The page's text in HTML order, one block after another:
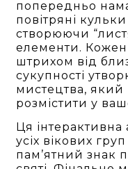
попередньо
повітряні
створюючи
елементи. Кожен
штрихом від
сукупності
мистецтва, який
розмістити у
Ця інтерактивна
усіх вікових
пам’ятний знак